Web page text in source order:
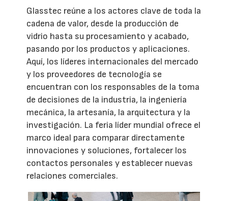
Glasstec reúne a los actores clave de toda la
cadena de valor, desde la producción de
vidrio hasta su procesamiento y acabado,
pasando por los productos y aplicaciones.
Aquí, los líderes internacionales del mercado
y los proveedores de tecnología se
encuentran con los responsables de la toma
de decisiones de la industria, la ingeniería
mecánica, la artesanía, la arquitectura y la
investigación. La feria líder mundial ofrece el
marco ideal para comparar directamente
innovaciones y soluciones, fortalecer los
contactos personales y establecer nuevas
relaciones comerciales.